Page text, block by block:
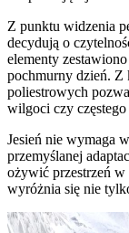
Z punktu widzenia
decydują o
elementy
pochmurny dzień. Z
poliestrowych
wilgoci czy częstego
Jesień nie wymaga
przemyślanej
ożywić przestrzeń w
wyróżnia się nie